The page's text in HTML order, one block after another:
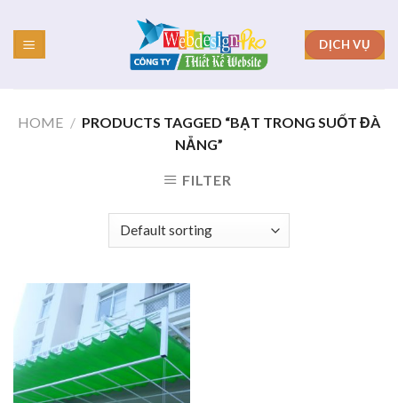
content
DỊCH VỤ
HOME / PRODUCTS TAGGED “BẠT TRONG SUỐT ĐÀ
NẴNG”
FILTER